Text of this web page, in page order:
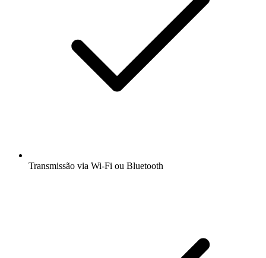
Transmissão via Wi-Fi ou Bluetooth